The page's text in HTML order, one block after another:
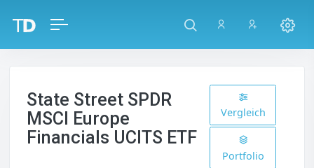
State Street SPDR
MSCI Europe
Financials UCITS ETF
Vergleich
Portfolio